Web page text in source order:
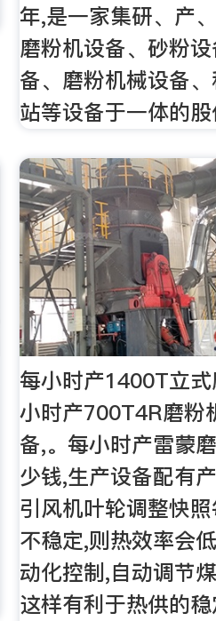
年,是一家集研、产
磨粉机设备、砂粉
备、磨粉机械设备
站等设备于一体的
每小时产1400T立
小时产700T4R磨粉
备,。每小时产雷蒙
少钱,生产设备配有
引风机叶轮调整快
不稳定,则热效率会
动化控制,自动调节
这样有利于热供的